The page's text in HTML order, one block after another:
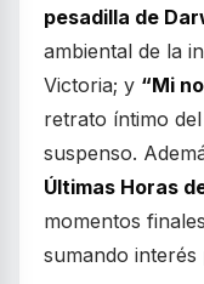
pesadilla de
ambiental de la
Victoria; y “Mi
retrato íntimo
suspenso.
Últimas Horas
momentos
sumando interés